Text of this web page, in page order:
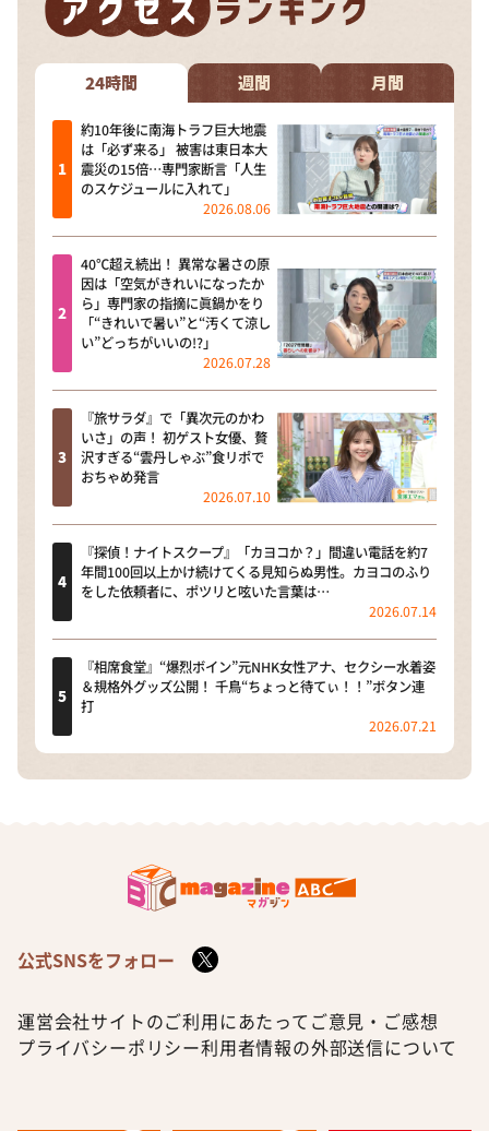
24時間 週間 月間
約10年後に南海トラフ巨大地震
は「必ず来る」 被害は東日本大
震災の15倍…専門家断言「人生
のスケジュールに入れて」
2026.08.06
40℃超え続出！ 異常な暑さの原
因は「空気がきれいになったか
ら」専門家の指摘に眞鍋かをり
「“きれいで暑い”と“汚くて涼し
い”どっちがいいの!?」
2026.07.28
『旅サラダ』で「異次元のかわ
いさ」の声！ 初ゲスト女優、贅
沢すぎる“雲丹しゃぶ”食リポで
おちゃめ発言
2026.07.10
『探偵！ナイトスクープ』「カヨコか？」間違い電話を約7
年間100回以上かけ続けてくる見知らぬ男性。カヨコのふり
をした依頼者に、ポツリと呟いた言葉は…
2026.07.14
『相席食堂』“爆烈ボイン”元NHK女性アナ、セクシー水着姿
＆規格外グッズ公開！ 千鳥“ちょっと待てぃ！！”ボタン連
打
2026.07.21
公式SNSをフォロー
運営会社サイトのご利用にあたって ご意見・ご感想
プライバシーポリシー利用者情報の外部送信について